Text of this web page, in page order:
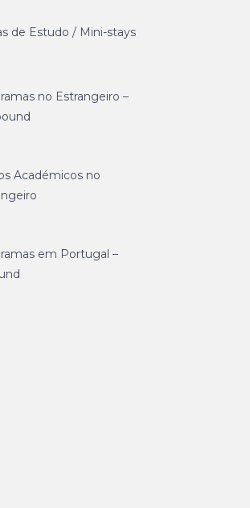
de Estudo / Mini-stays
no Estrangeiro –
Académicos no
em Portugal –